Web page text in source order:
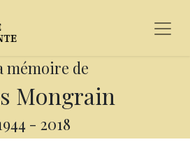
mémoire de
Mongrain
- 2018